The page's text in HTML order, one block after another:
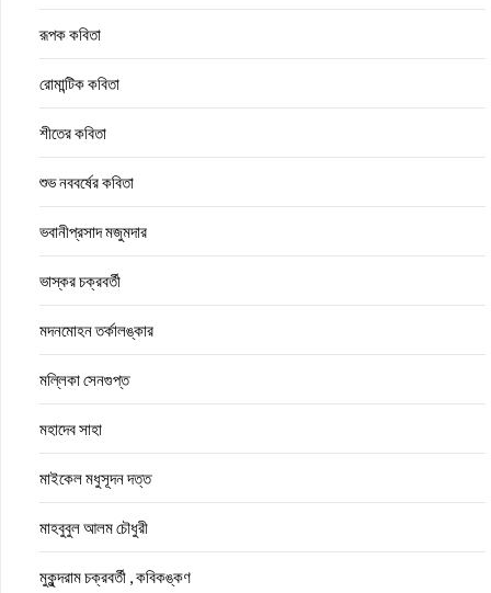
রূপক কবিতা
রোমান্টিক কবিতা
শীতের কবিতা
শুভ নববর্ষের কবিতা
ভবানীপ্রসাদ মজুমদার
ভাস্কর চক্রবর্তী
মদনমোহন তর্কালঙ্কার
মল্লিকা সেনগুপ্ত
মহাদেব সাহা
মাইকেল মধুসূদন দত্ত
মাহবুবুল আলম চৌধুরী
মুকুন্দরাম চক্রবর্তী , কবিকঙ্কণ